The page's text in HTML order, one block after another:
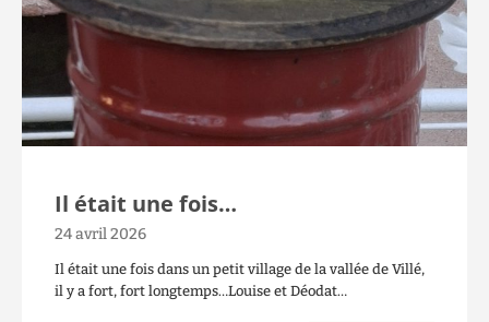
Il était une fois…
24 avril 2026
Il était une fois dans un petit village de la vallée de Villé,
il y a fort, fort longtemps…Louise et Déodat…